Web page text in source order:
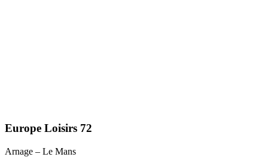
Europe Loisirs 72
Arnage – Le Mans